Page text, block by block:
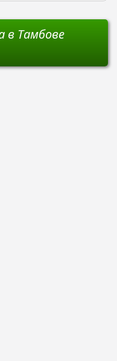
в Тамбове